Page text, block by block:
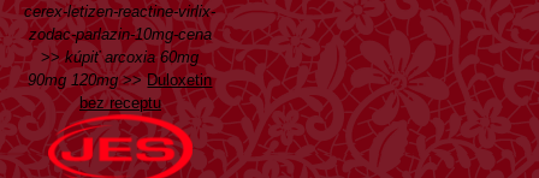
cerex-letizen-reactine-virlix-
zodac-parlazin-10mg-cena
>>kúpiť arcoxia 60mg
90mg 120mg>>Duloxetin
bez receptu